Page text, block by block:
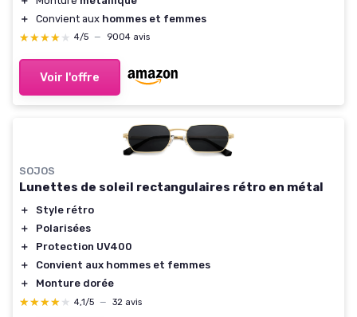
＋
Convient aux hommes et femmes
★★★★★
★★★★★ 4/5 — 9004 avis
Voir l'offre
SOJOS
Lunettes de soleil rectangulaires rétro en métal
＋
Style rétro
＋
Polarisées
＋
Protection UV400
＋
Convient aux hommes et femmes
＋
Monture dorée
★★★★★
★★★★★ 4,1/5 — 32 avis